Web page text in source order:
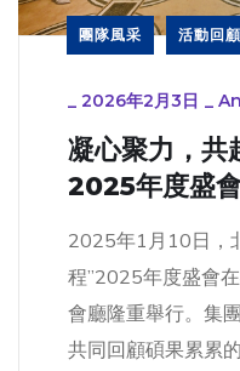
團隊風采 活動回顧
2026年2月3日
凝心聚力，共
2025年度盛
2025年1月10日，
程”2025年度盛會
會廳隆重舉行。集
共同回顧碩果累累